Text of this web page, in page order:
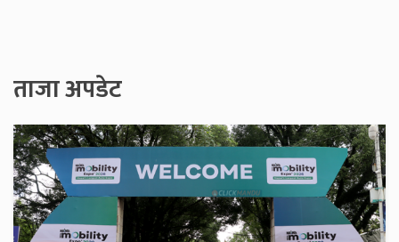
ताजा अपडेट